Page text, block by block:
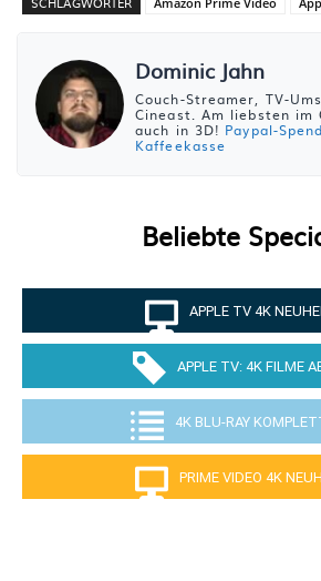
Dominic Jahn
Couch-Streamer, TV-
Cineast. Am liebsten im
auch in 3D! Paypal-
Kaffeekasse
Beliebte
APPLE TV 4K
APPLE TV: 4K FILME
4K BLU-RAY
PRIME VIDEO 4K